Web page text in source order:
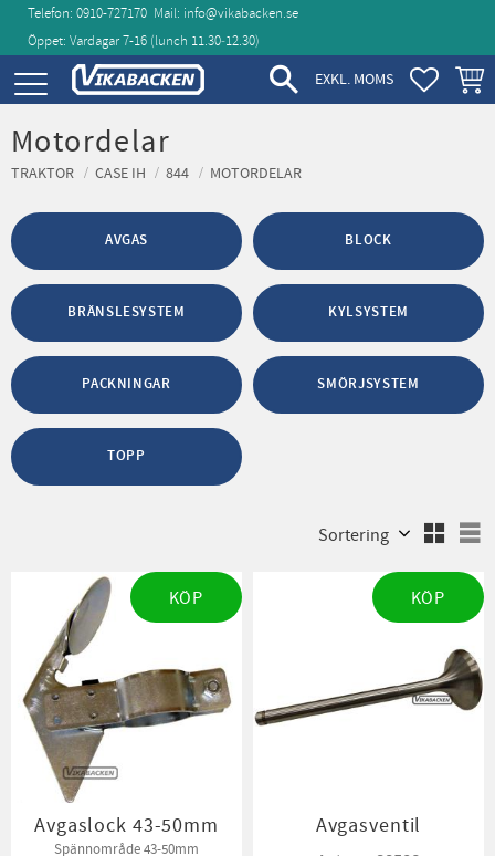
Meny
Telefon: 0910-727170 Mail: info@vikabacken.se
Öppet: Vardagar 7-16 (lunch 11.30‑12.30)
EXKL. MOMS
Motordelar
TRAKTOR CASE IH 844 MOTORDELAR
AVGAS BLOCK
BRÄNSLESYSTEM KYLSYSTEM
PACKNINGAR SMÖRJSYSTEM
TOPP
Avgaslock 43-50mm
Spännområde 43-50mm
KÖP
Avgasventil
KÖP